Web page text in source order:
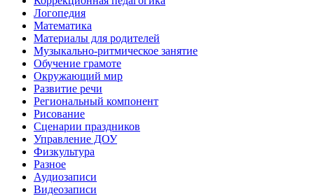
Логопедия
Математика
Материалы для родителей
Музыкально-ритмическое занятие
Обучение грамоте
Окружающий мир
Развитие речи
Региональный компонент
Рисование
Сценарии праздников
Управление ДОУ
Физкультура
Разное
Аудиозаписи
Видеозаписи